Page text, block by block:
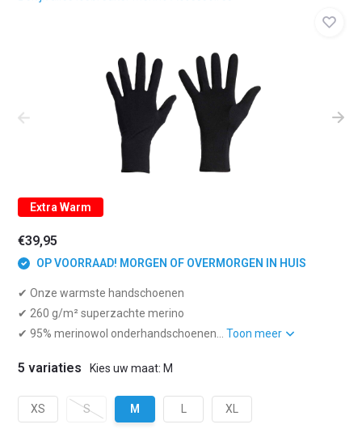
Extra Warm
€39,95
OP VOORRAAD! MORGEN OF OVERMORGEN IN HUIS
✔ Onze warmste handschoenen
✔ 260 g/m² superzachte merino
✔ 95% merinowol onderhandschoenen...Toon meer
5 variaties Kies uw maat: M
XS S M XL